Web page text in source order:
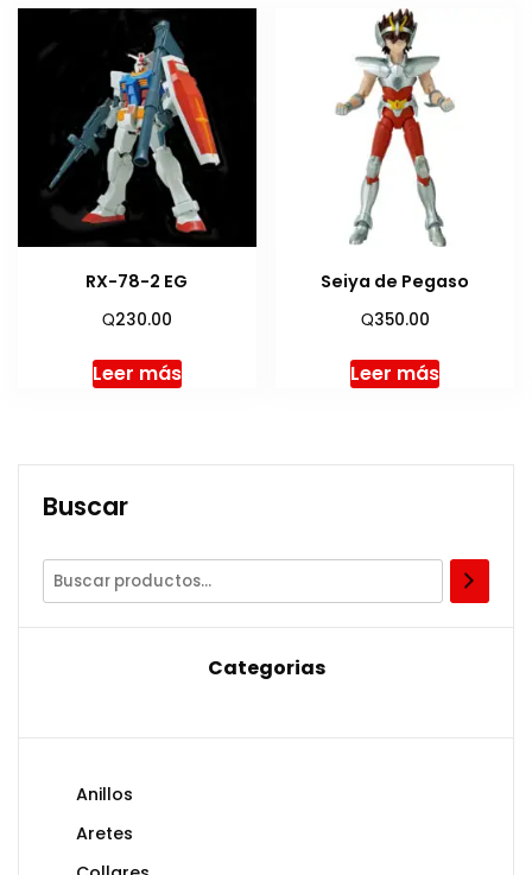
RX-78-2 EG
Q230.00
Leer más
Seiya de Pegaso
Q350.00
Leer más
Buscar
Categorias
Anillos
Aretes